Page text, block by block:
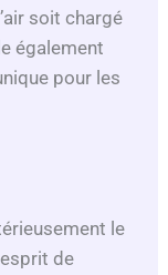
soit chargé
également
pour les
le
de